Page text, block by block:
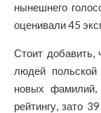
нынешнего
оценивали 45
Стоит добавить,
людей
новых
рейтингу, зато